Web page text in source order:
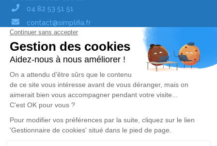
04 82 53 51 51
contact@simplifia.fr
Réseaux sociaux
Liens utiles
Publier un avis de décès
Signaler un abus/une erreur